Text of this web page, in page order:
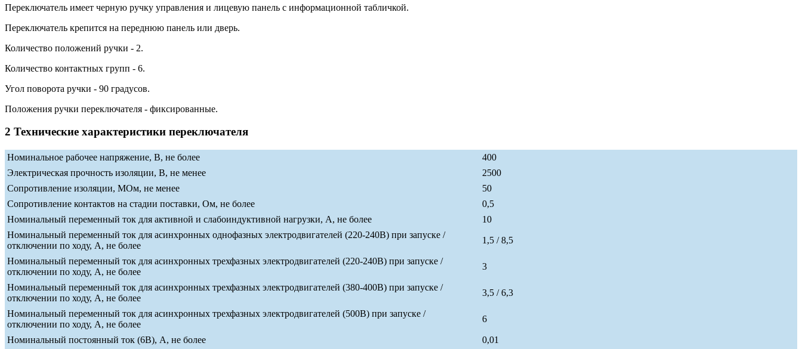
Переключатель имеет черную ручку управления и лицевую панель с информационной табличкой.
Переключатель крепится на переднюю панель или дверь.
Количество положений ручки - 2.
Количество контактных групп - 6.
Угол поворота ручки - 90 градусов.
Положения ручки переключателя - фиксированные.
2 Технические характеристики переключателя
Номинальное рабочее напряжение, В, не более
400
Электрическая прочность изоляции, В, не менее
2500
Сопротивление изоляции, МОм, не менее
50
Сопротивление контактов на стадии поставки, Ом, не более
0,5
Номинальный переменный ток для активной и слабоиндуктивной нагрузки, А, не более
10
Номинальный переменный ток для асинхронных однофазных электродвигателей (220-240В) при запуске /
отключении по ходу, А, не более
1,5 / 8,5
Номинальный переменный ток для асинхронных трехфазных электродвигателей (220-240В) при запуске /
отключении по ходу, А, не более
3
Номинальный переменный ток для асинхронных трехфазных электродвигателей (380-400В) при запуске /
отключении по ходу, А, не более
3,5 / 6,3
Номинальный переменный ток для асинхронных трехфазных электродвигателей (500В) при запуске /
отключении по ходу, А, не более
6
Номинальный постоянный ток (6В), А, не более
0,01